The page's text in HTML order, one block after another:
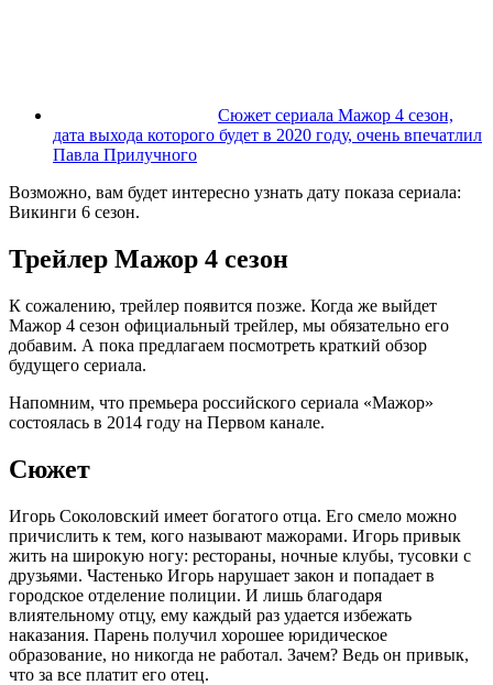
Сюжет сериала Мажор 4 сезон,
дата выхода которого будет в 2020 году, очень впечатлил
Павла Прилучного
Возможно, вам будет интересно узнать дату показа сериала:
Викинги 6 сезон.
Трейлер Мажор 4 сезон
К сожалению, трейлер появится позже. Когда же выйдет
Мажор 4 сезон официальный трейлер, мы обязательно его
добавим. А пока предлагаем посмотреть краткий обзор
будущего сериала.
Напомним, что премьера российского сериала «Мажор»
состоялась в 2014 году на Первом канале.
Сюжет
Игорь Соколовский имеет богатого отца. Его смело можно
причислить к тем, кого называют мажорами. Игорь привык
жить на широкую ногу: рестораны, ночные клубы, тусовки с
друзьями. Частенько Игорь нарушает закон и попадает в
городское отделение полиции. И лишь благодаря
влиятельному отцу, ему каждый раз удается избежать
наказания. Парень получил хорошее юридическое
образование, но никогда не работал. Зачем? Ведь он привык,
что за все платит его отец.